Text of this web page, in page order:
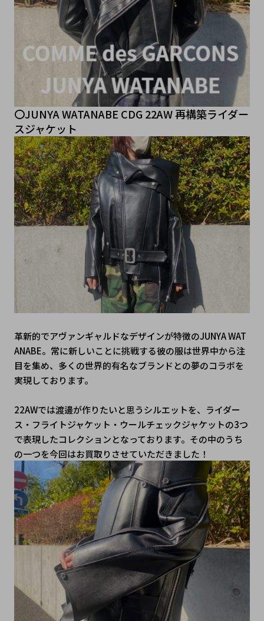
〇JUNYA WATANABE CDG 22AW 再構築ライダー
スジャケット
革新的でアヴァンギャルドなデザインが特徴のJUNYA WAT
ANABE。常に新しいことに挑戦する彼の服は世界中から注
目を集め、多くの世界的有名なブランドとの夢のコラボを
実現しております。
22AWでは渡邊が作りたいと思うシルエットを、ライダー
ス・フライトジャケット・ウールチェックジャケットの3つ
で表現したコレクションとなっております。その中のうち
の一つを今回はお買取りさせていただきました！